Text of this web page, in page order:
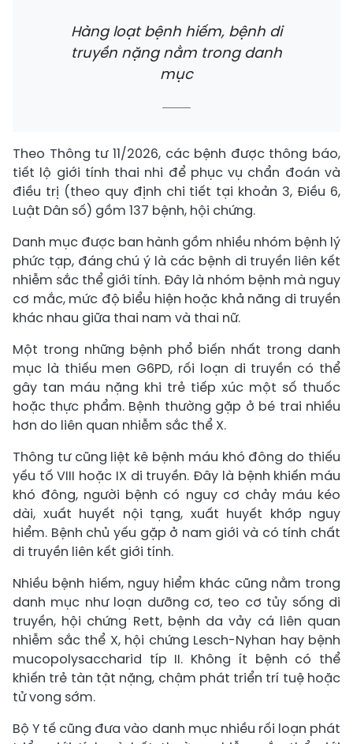
Hàng loạt bệnh hiếm, bệnh di
truyền nặng nằm trong danh
mục
Theo Thông tư 11/2026, các bệnh được thông báo,
tiết lộ giới tính thai nhi để phục vụ chẩn đoán và
điều trị (theo quy định chi tiết tại khoản 3, Điều 6,
Luật Dân số) gồm 137 bệnh, hội chứng.
Danh mục được ban hành gồm nhiều nhóm bệnh lý
phức tạp, đáng chú ý là các bệnh di truyền liên kết
nhiễm sắc thể giới tính. Đây là nhóm bệnh mà nguy
cơ mắc, mức độ biểu hiện hoặc khả năng di truyền
khác nhau giữa thai nam và thai nữ.
Một trong những bệnh phổ biến nhất trong danh
mục là thiếu men G6PD, rối loạn di truyền có thể
gây tan máu nặng khi trẻ tiếp xúc một số thuốc
hoặc thực phẩm. Bệnh thường gặp ở bé trai nhiều
hơn do liên quan nhiễm sắc thể X.
Thông tư cũng liệt kê bệnh máu khó đông do thiếu
yếu tố VIII hoặc IX di truyền. Đây là bệnh khiến máu
khó đông, người bệnh có nguy cơ chảy máu kéo
dài, xuất huyết nội tạng, xuất huyết khớp nguy
hiểm. Bệnh chủ yếu gặp ở nam giới và có tính chất
di truyền liên kết giới tính.
Nhiều bệnh hiếm, nguy hiểm khác cũng nằm trong
danh mục như loạn dưỡng cơ, teo cơ tủy sống di
truyền, hội chứng Rett, bệnh da vảy cá liên quan
nhiễm sắc thể X, hội chứng Lesch-Nyhan hay bệnh
mucopolysaccharid típ II. Không ít bệnh có thể
khiến trẻ tàn tật nặng, chậm phát triển trí tuệ hoặc
tử vong sớm.
Bộ Y tế cũng đưa vào danh mục nhiều rối loạn phát